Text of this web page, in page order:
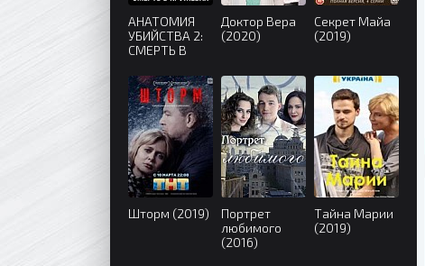
АНАТОМИЯ
УБИЙСТВА 2:
СМЕРТЬ В
(2019)
Доктор Вера
(2020)
Секрет Майа
(2019)
Шторм (2019)
Портрет
любимого
(2016)
Тайна Марии
(2019)